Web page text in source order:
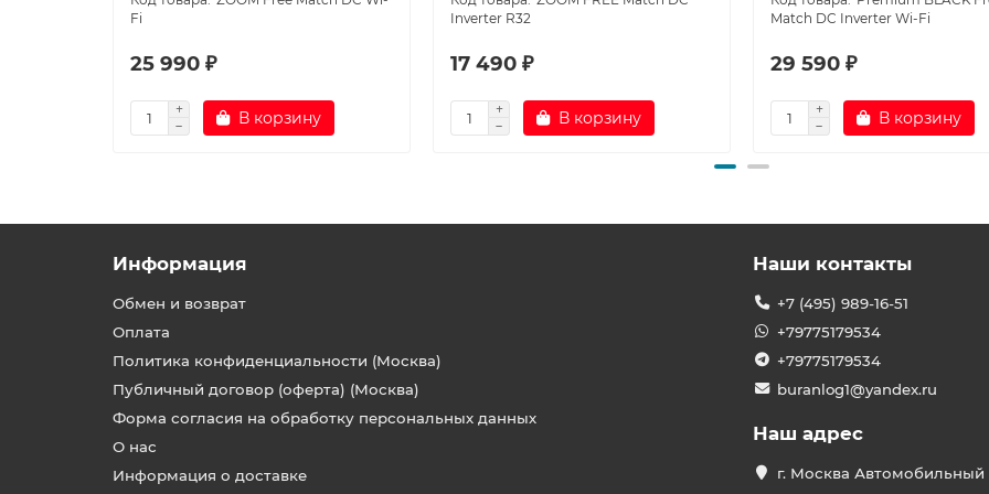
Fi
25 990 ₽
В корзину
Inverter R32
17 490 ₽
В корзину
Match DC Inverter Wi-Fi
29 590 ₽
В корзину
Информация
Обмен и возврат
Оплата
Политика конфиденциальности (Москва)
Публичный договор (оферта) (Москва)
Форма согласия на обработку персональных данных
О нас
Информация о доставке
Наши контакты
+7 (495) 989-16-51
+79775179534
+79775179534
buranlog1@yandex.ru
Наш адрес
г. Москва Автомобильный